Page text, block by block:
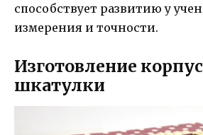
способствует развитию у
измерения и точности.
Изготовление
шкатулки